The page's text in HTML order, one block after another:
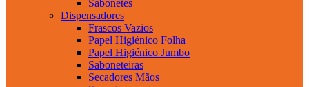
Sabonetes
Dispensadores
Frascos Vazios
Papel Higiénico Folha
Papel Higiénico Jumbo
Saboneteiras
Secadores Mãos